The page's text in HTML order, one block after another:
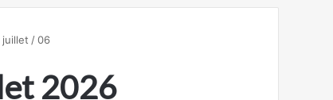
juillet / 06
2026